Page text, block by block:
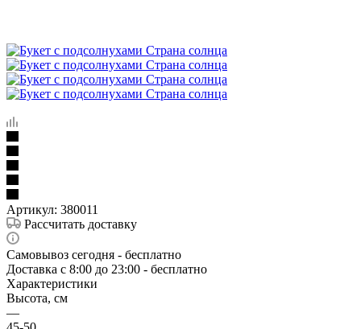
Артикул: 380011
Рассчитать доставку
Самовывоз сегодня - бесплатно
Доставка c 8:00 до 23:00 - бесплатно
Характеристики
Высота, см
—